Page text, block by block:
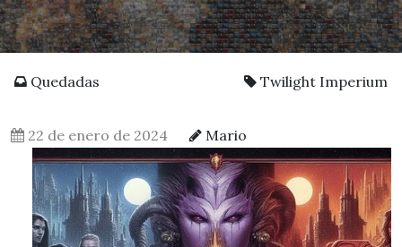
Quedadas Twilight Imperium
22 de enero de 2024 Mario